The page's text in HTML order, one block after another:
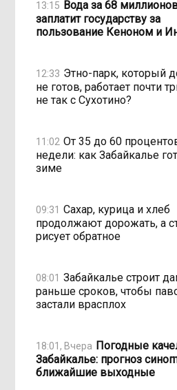
13:15 Вода за 68
заплатит государству за
пользование Кеноном и
12:33 Этно-парк, который
не готов, работает почти
не так с Сухотино?
11:02 От 35 до 60
недели: как Забайкалье
зиме
09:31 Сахар, курица и хлеб
продолжают дорожать, а
рисует обратное
08:01 Забайкалье строит
раньше сроков, чтобы
застали врасплох
18:01, Вчера Погодные
Забайкалье: прогноз
ближайшие выходные